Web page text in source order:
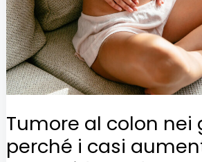
Tumore al colon nei
perché i casi
perché
i
casi
aumentano
come
ridurre